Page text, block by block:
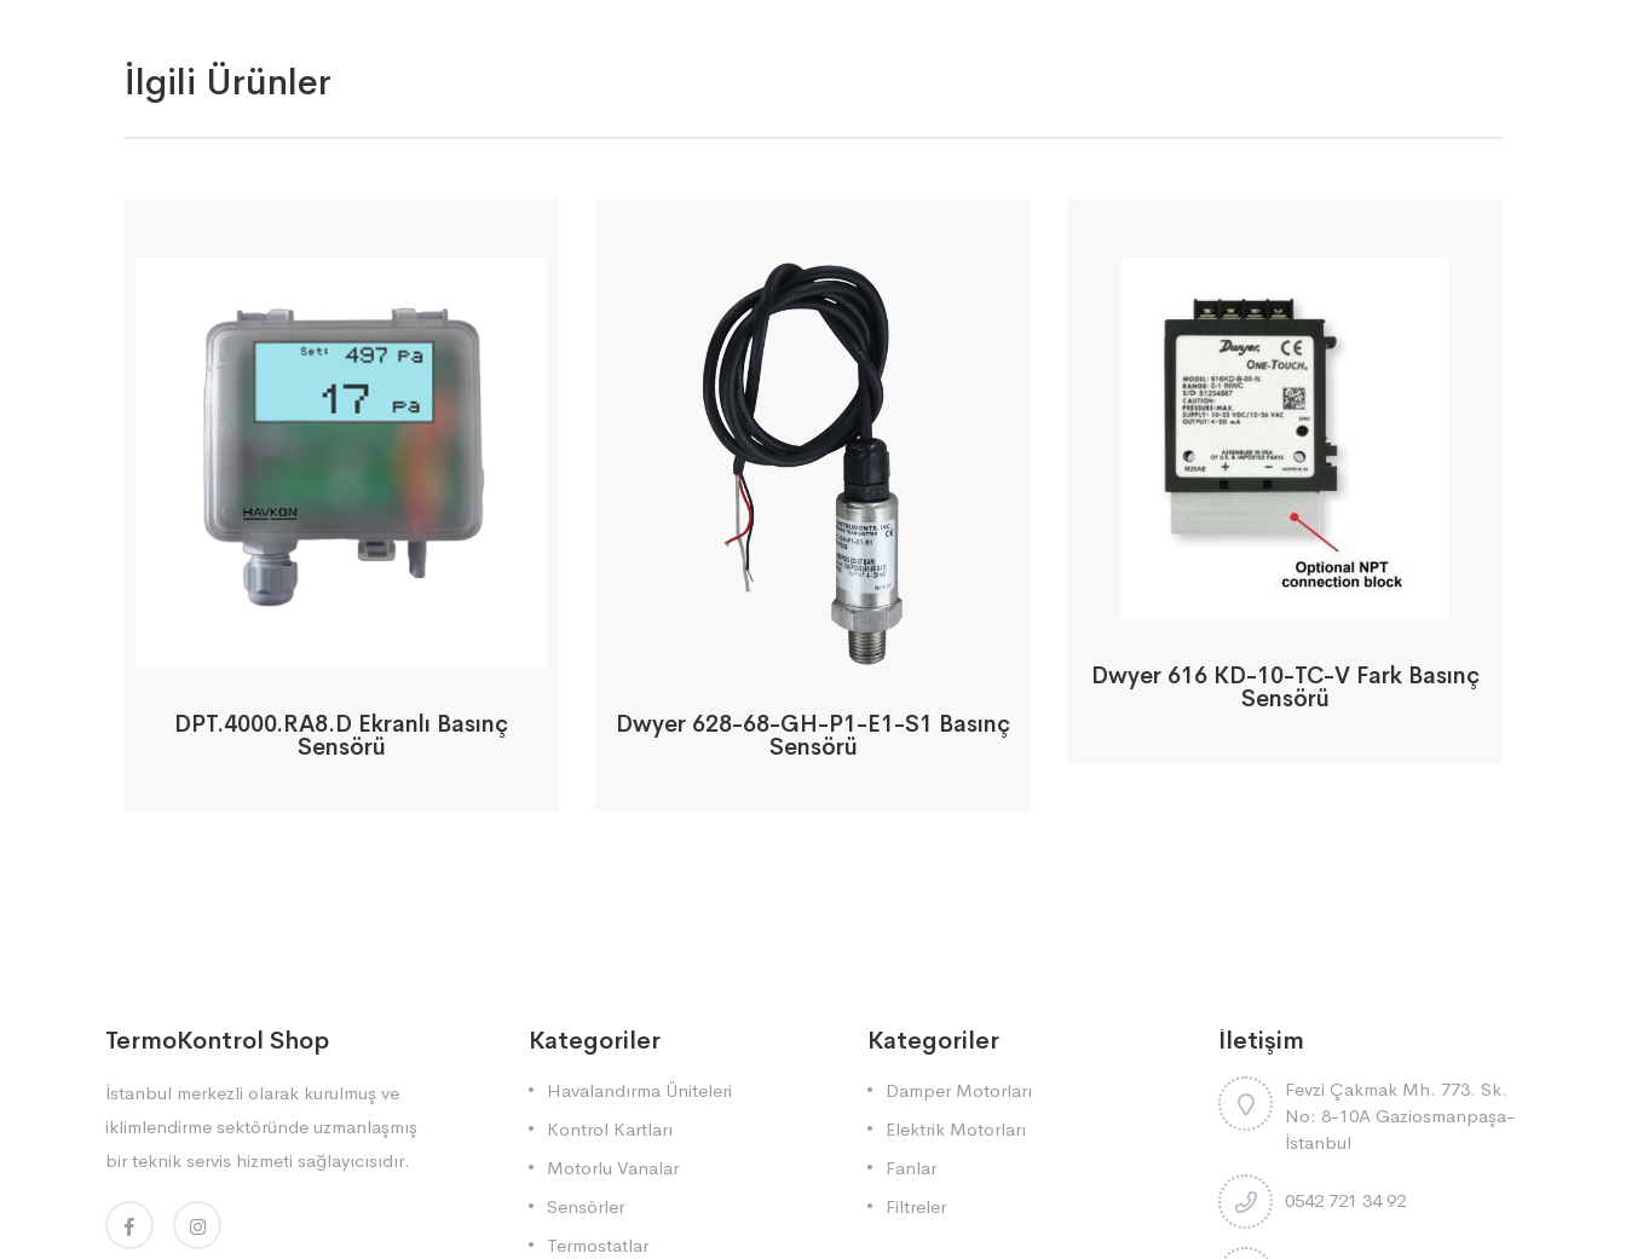
İlgili Ürünler
DPT.4000.RA8.D Ekranlı Basınç
Sensörü
Dwyer 628-68-GH-P1-E1-S1 Basınç
Sensörü
Dwyer 616 KD-10-TC-V Fark Basınç
Sensörü
TermoKontrol Shop
İstanbul merkezli olarak kurulmuş ve
iklimlendirme sektöründe uzmanlaşmış
bir teknik servis hizmeti sağlayıcısıdır.
Kategoriler
Havalandırma Üniteleri
Kontrol Kartları
Motorlu Vanalar
Sensörler
Termostatlar
Kategoriler
Damper Motorları
Elektrik Motorları
Fanlar
Filtreler
İletişim
Fevzi Çakmak Mh. 773. Sk.
No: 8-10A Gaziosmanpaşa-
İstanbul
0542 721 34 92